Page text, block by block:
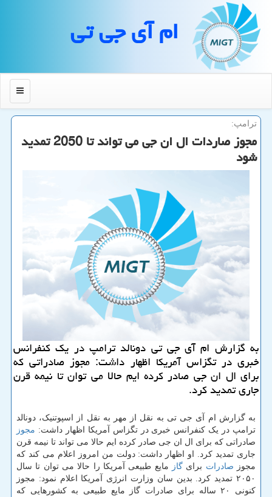
ام آی جی تی
منو
ترامپ:
مجوز صاردات ال ان جی می تواند تا 2050 تمدید
شود
به گزارش ام آی جی تی دونالد ترامپ در یك كنفرانس
خبری در تگزاس آمریكا اظهار داشت: مجوز صادراتی كه
برای ال ان جی صادر كرده ایم حالا می توان تا نیمه قرن
جاری تمدید كرد.
به گزارش ام آی جی تی به نقل از مهر به نقل از اسپوتنیک، دونالد
ترامپ در یک کنفرانس خبری در تگزاس آمریکا اظهار داشت: مجوز
صادراتی که برای ال ان جی صادر کرده ایم حالا می تواند تا نیمه قرن
جاری تمدید کرد. او اظهار داشت: دولت من امروز اعلام می کند که
مجوز صادرات برای گاز
مایع طبیعی آمریکا را حالا می توان تا سال
۲۰۵۰ تمدید کرد. بدین سان وزارت انرژی آمریکا اعلام نمود: مجوز
کنونی ۲۰ ساله برای صادرات گاز مایع طبیعی به کشورهایی که